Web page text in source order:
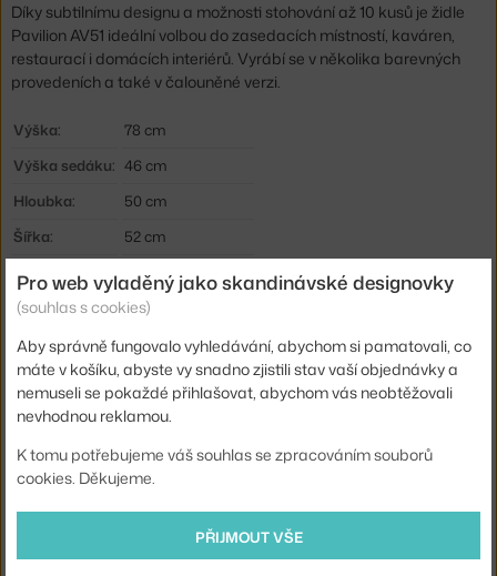
Díky subtilnímu designu a možnosti stohování až 10 kusů je židle
Pavilion AV51 ideální volbou do zasedacích místností, kaváren,
restaurací i domácích interiérů. Vyrábí se v několika barevných
provedeních a také v čalouněné verzi.
Výška:
78 cm
Výška sedáku: 46 cm
Hloubka:
50 cm
Šířka:
52 cm
Područky:
bez područek
Barva:
černá
Materiál:
dubové dřevo, ocel
Stohovatelné:
ano
Sedák:
dřevo
Podnož:
kov
Kód produktu
AND-139841A251
Pro web vyladěný jako skandinávské designovky
(souhlas s cookies)
Aby správně fungovalo vyhledávání, abychom si pamatovali, co
máte v košíku, abyste vy snadno zjistili stav vaší objednávky a
nemuseli se pokaždé přihlašovat, abychom vás neobtěžovali
nevhodnou reklamou.
K tomu potřebujeme váš souhlas se zpracováním souborů
cookies. Děkujeme.
PŘIJMOUT VŠE